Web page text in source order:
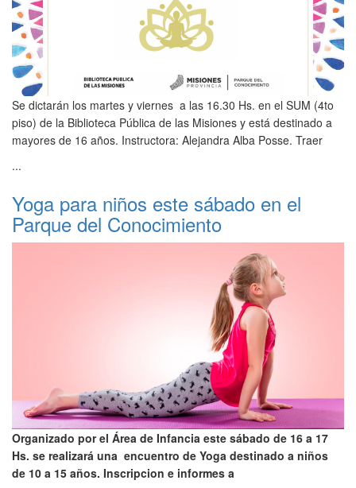
Se dictarán los martes y viernes a las 16.30 Hs. en el SUM (4to
piso) de la Biblioteca Pública de las Misiones y está destinado a
mayores de 16 años. Instructora: Alejandra Alba Posse. Traer
...
Yoga para niños este sábado en el
Parque del Conocimiento
Organizado por el Área de Infancia este sábado de 16 a 17
Hs. se realizará una encuentro de Yoga destinado a niños
de 10 a 15 años. Inscripcion e informes a